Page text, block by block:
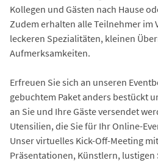
Kollegen und Gästen nach Hause
Zudem erhalten alle Teilnehmer im
leckeren Spezialitäten, kleinen
Aufmerksamkeiten.
Erfreuen Sie sich an unseren
gebuchtem Paket anders bestückt
an Sie und Ihre Gäste versendet
Utensilien, die Sie für Ihr Online-
Unser virtuelles Kick-Off-Meeting
Präsentationen, Künstlern, lustigen